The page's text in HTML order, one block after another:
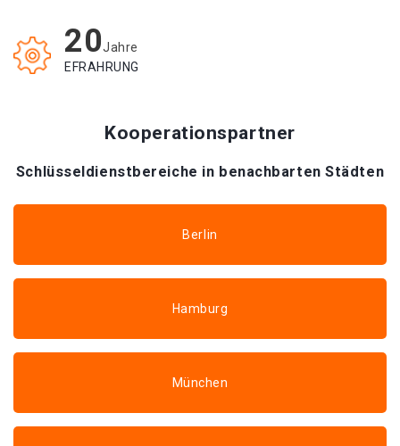
20Jahre
EFRAHRUNG
Kooperationspartner
Schlüsseldienstbereiche in benachbarten Städten
Berlin
Hamburg
München